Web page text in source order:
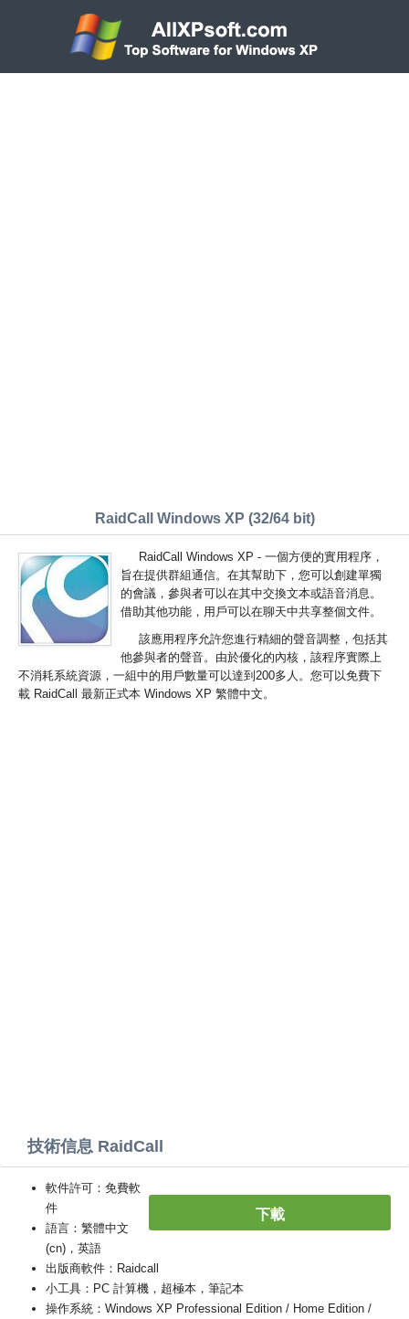
RaidCall Windows XP (32/64 bit)
RaidCall Windows XP - 一個方便的實用程序，
旨在提供群組通信。在其幫助下，您可以創建單獨
的會議，參與者可以在其中交換文本或語音消息。
借助其他功能，用戶可以在聊天中共享整個文件。
該應用程序允許您進行精細的聲音調整，包括其
他參與者的聲音。由於優化的內核，該程序實際上
不消耗系統資源，一組中的用戶數量可以達到200多人。您可以免費下
載 RaidCall 最新正式本 Windows XP 繁體中文。
技術信息 RaidCall
下載
軟件許可：免費軟
件
語言：繁體中文
(cn)，英語
出版商軟件：Raidcall
小工具：PC 計算機，超極本，筆記本
操作系統：Windows XP Professional Edition / Home Edition /